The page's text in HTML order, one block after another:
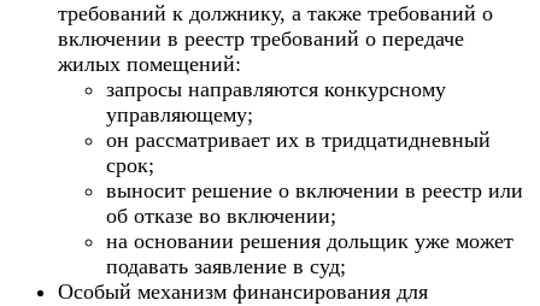
требований к должнику, а также требований о
включении в реестр требований о передаче
жилых помещений:
запросы направляются конкурсному
управляющему;
он рассматривает их в тридцатидневный
срок;
выносит решение о включении в реестр или
об отказе во включении;
на основании решения дольщик уже может
подавать заявление в суд;
Особый механизм финансирования для